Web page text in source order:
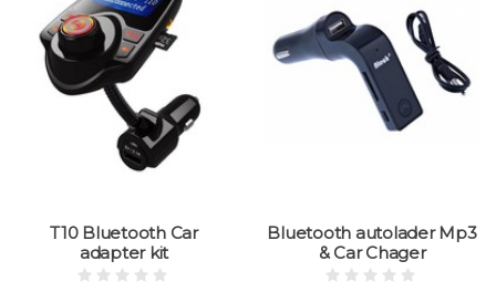
T10 Bluetooth Car
adapter kit
Bluetooth autolader Mp3
& Car Chager